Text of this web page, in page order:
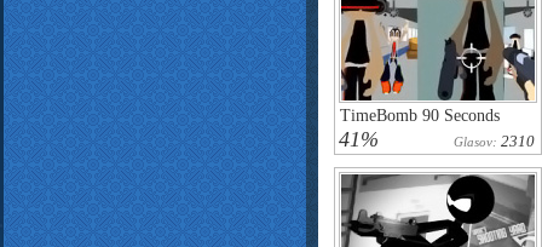
TimeBomb 90 Seconds
41% Glasov: 2310